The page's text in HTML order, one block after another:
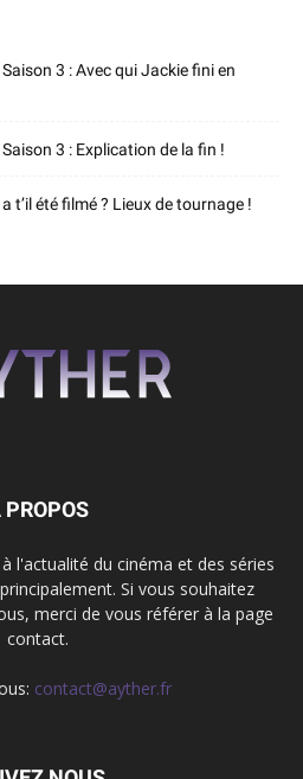
3 : Avec qui Jackie fini en
3 : Explication de la fin !
t’il été filmé ? Lieux de tournage !
PROPOS
l'actualité du cinéma et des séries
Si vous souhaitez
merci de vous référer à la page
contact.
contact@ayther.fr